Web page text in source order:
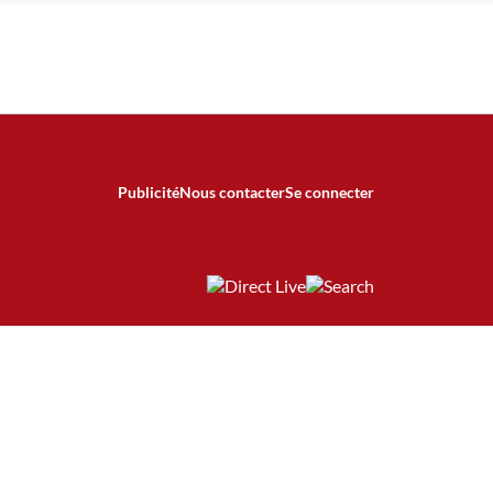
PublicitéNous contacterSe connecter